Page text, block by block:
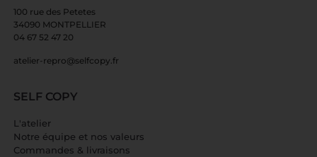
100 rue des Petetes
34090 MONTPELLIER
04 67 52 47 20
atelier-repro@selfcopy.fr
SELF COPY
L'atelier
Notre équipe et nos valeurs
Commandes & livraisons